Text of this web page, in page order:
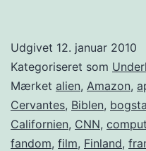
Udgivet 12. januar 2010
Kategoriseret som
Mærket alien, Amazon,
Cervantes, Biblen,
Californien, CNN,
fandom, film, Finland,